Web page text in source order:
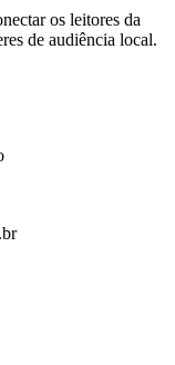
os leitores da
de audiência local.